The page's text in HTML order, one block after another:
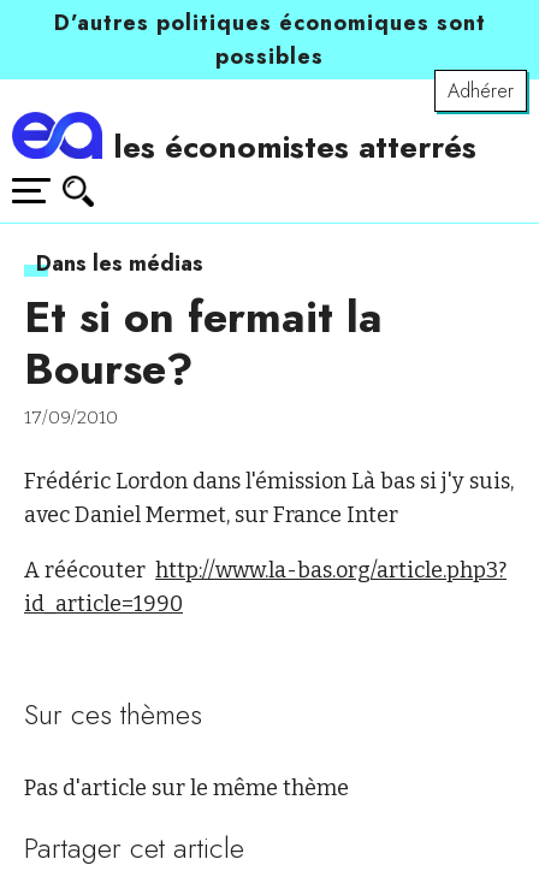
D’autres politiques économiques sont
possibles
Adhérer
les économistes atterrés
Dans les médias
Et si on fermait la
Bourse?
17/09/2010
Frédéric Lordon dans l'émission Là bas si j'y suis,
avec Daniel Mermet, sur France Inter
A réécouter http://www.la-bas.org/article.php3?
id_article=1990
Sur ces thèmes
Pas d'article sur le même thème
Partager cet article